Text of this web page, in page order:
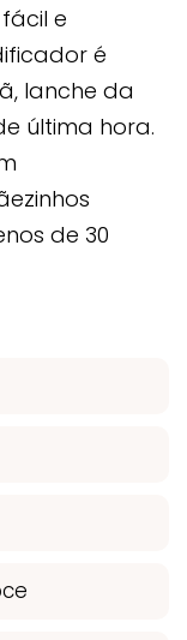
e
é
lanche da
última hora.
de 30